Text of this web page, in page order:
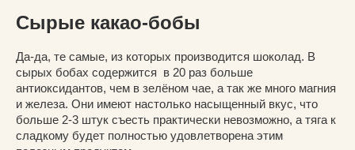
Сырые какао-бобы
Да-да, те самые, из которых производится шоколад. В
сырых бобах содержится в 20 раз больше
антиоксидантов, чем в зелёном чае, а так же много магния
и железа. Они имеют настолько насыщенный вкус, что
больше 2-3 штук съесть практически невозможно, а тяга к
сладкому будет полностью удовлетворена этим